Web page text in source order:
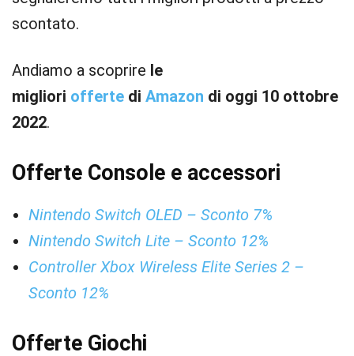
scontato.
Andiamo a scoprire le
migliori offerte di Amazon di oggi 10 ottobre
2022.
Offerte Console e accessori
Nintendo Switch OLED – Sconto 7%
Nintendo Switch Lite – Sconto 12%
Controller Xbox Wireless Elite Series 2 –
Sconto 12%
Offerte Giochi